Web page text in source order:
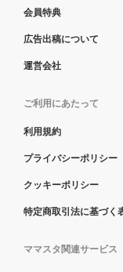
会員特典
広告出稿について
運営会社
ご利用にあたって
利用規約
プライバシーポリシー
クッキーポリシー
特定商取引法に基づく
ママスタ関連サービス